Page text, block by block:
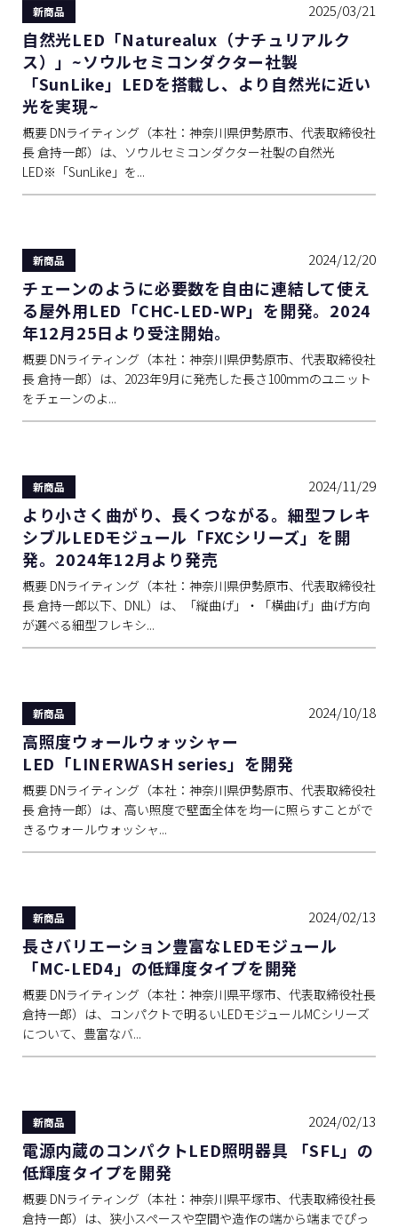
新商品 2025/03/21
自然光LED「Naturealux（ナチュリアルク
ス）」~ソウルセミコンダクター社製
「SunLike」LEDを搭載し、より自然光に近い
光を実現~
概要 DNライティング（本社：神奈川県伊勢原市、代表取締役社
長 倉持一郎）は、ソウルセミコンダクター社製の自然光
LED※「SunLike」を...
新商品 2024/12/20
チェーンのように必要数を自由に連結して使え
る屋外用LED「CHC-LED-WP」を開発。2024
年12月25日より受注開始。
概要 DNライティング（本社：神奈川県伊勢原市、代表取締役社
長 倉持一郎）は、2023年9月に発売した長さ100mmのユニット
をチェーンのよ...
新商品 2024/11/29
より小さく曲がり、長くつながる。細型フレキ
シブルLEDモジュール「FXCシリーズ」を開
発。2024年12月より発売
概要 DNライティング（本社：神奈川県伊勢原市、代表取締役社
長 倉持一郎以下、DNL）は、「縦曲げ」・「横曲げ」曲げ方向
が選べる細型フレキシ...
新商品 2024/10/18
高照度ウォールウォッシャー
LED「LINERWASH series」を開発
概要 DNライティング（本社：神奈川県伊勢原市、代表取締役社
長 倉持一郎）は、高い照度で壁面全体を均一に照らすことがで
きるウォールウォッシャ...
新商品 2024/02/13
長さバリエーション豊富なLEDモジュール
「MC-LED4」の低輝度タイプを開発
概要 DNライティング（本社：神奈川県平塚市、代表取締役社長
倉持一郎）は、コンパクトで明るいLEDモジュールMCシリーズ
について、豊富なバ...
新商品 2024/02/13
電源内蔵のコンパクトLED照明器具 「SFL」の
低輝度タイプを開発
概要 DNライティング（本社：神奈川県平塚市、代表取締役社長
倉持一郎）は、狭小スペースや空間や造作の端から端までぴっ